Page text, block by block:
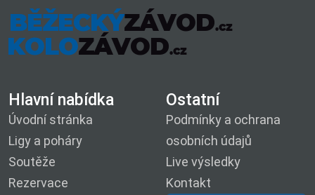
Hlavní nabídka
Úvodní stránka
Ligy a poháry
Soutěže
Rezervace
Ostatní
Podmínky a ochrana
osobních údajů
Live výsledky
Kontakt